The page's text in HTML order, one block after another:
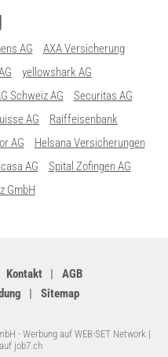
AG
AXA Versicherung
yellowshark AG
Schweiz AG
Securitas AG
AG
Raiffeisenbank
AG
Helsana Versicherungen
AG
Spital Zofingen AG
GmbH
Kontakt
AGB
Sitemap
-Werbung auf WEB-SET Network |
job7.ch